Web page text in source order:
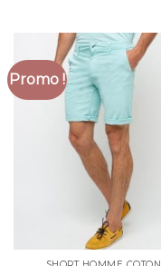
Promo !